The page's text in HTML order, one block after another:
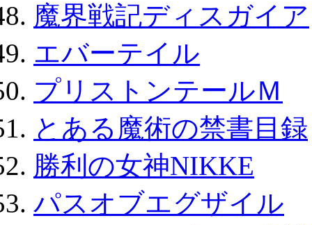
魔界戦記ディスガイア
エバーテイル
プリストンテールＭ
とある魔術の禁書目録
勝利の女神NIKKE
パスオブエグザイル